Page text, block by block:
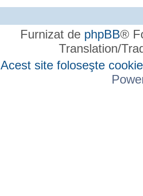
Furnizat de phpBB®
Translation/
Acest site foloseşte